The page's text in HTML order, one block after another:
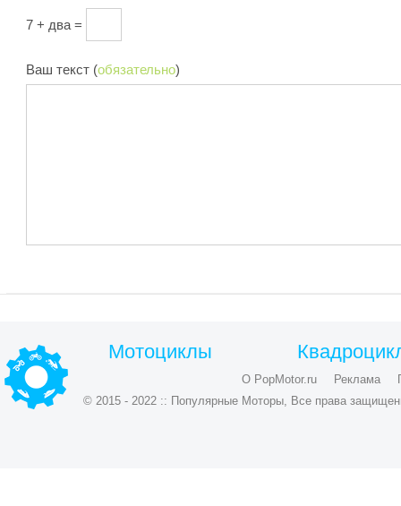
7 + два =
Ваш текст (обязательно)
Мотоциклы
О PopMotor.ru Реклама
© 2015 - 2022 :: Популярные Моторы, Все права